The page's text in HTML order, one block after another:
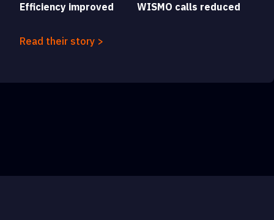
Efficiency improved WISMO calls reduced
Read their story >